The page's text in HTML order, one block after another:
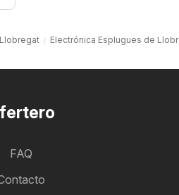
Electrónica Esplugues de
FAQ